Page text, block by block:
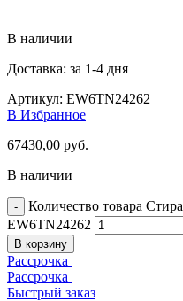
В наличии
Доставка: за 1-4 дня
Артикул: EW6TN24262
В Избранное
67430,00 руб.
В наличии
Количество товара
EW6TN24262
В корзину
Рассрочка
Рассрочка
Быстрый заказ